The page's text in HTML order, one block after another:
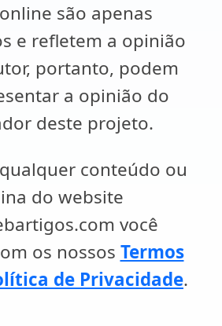
são apenas
e refletem a opinião
portanto, podem
a opinião do
deste projeto.
conteúdo ou
do website
você
os nossos Termos
de Privacidade.